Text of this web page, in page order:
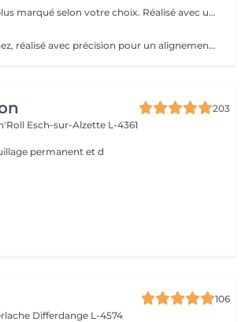
Piercing discret ou plus marqué selon votre choix. Réalisé avec un bijou en titane pour une cicatrisation optimale. Si tu souhaites te faire percer mais que tu as peur des aiguilles ou que tu souffres d'anxiété (stress, blocage), nous te demandons de bien vouloir réserver le service intitulé: <<NOM DU PIERCING (Phobie des aiguilles)>> Ce service ne côute pas plus cher. Il est simplement prévu pour des raisons d'organisation, afin que tout le monde soit à l'aise et bien accueilli(e).
Piercing central du nez, réalisé avec précision pour un alignement parfait. Bijou initial en titane et conseils de soin inclus. Si tu souhaites te faire percer mais que tu as peur des aiguilles ou que tu souffres d'anxiété (stress, blocage), nous te demandons de bien vouloir réserver le service intitulé: <<NOM DU PIERCING (Phobie des aiguilles)>> Ce service ne côute pas plus cher. Il est simplement prévu pour des raisons d'organisation, afin que tout le monde soit à l'aise et bien accueilli(e).
203
Esch-sur-Alzette L-4361
permanent et d
106
Differdange L-4574